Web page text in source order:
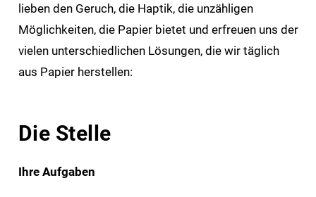
lieben den Geruch, die Haptik, die unzähligen
Möglichkeiten, die Papier bietet und erfreuen uns der
vielen unterschiedlichen Lösungen, die wir täglich
aus Papier herstellen:
Die Stelle
Ihre Aufgaben